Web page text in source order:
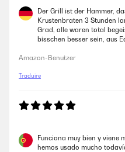
Der Grill ist der Hammer,
Krustenbraten 3 Stunden
Grad, alle waren total
bisschen besser sein, aus
Amazon-Benutzer
Traduire
Funciona muy bien y viene
hemos usado mucho